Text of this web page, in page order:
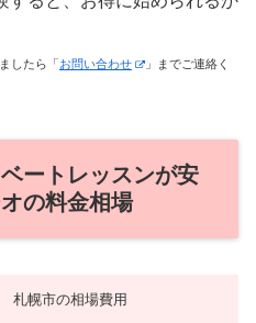
したら「お問い合わせ 」までご連絡く
ートレッスンが安
の料金相場
札幌市の相場費用